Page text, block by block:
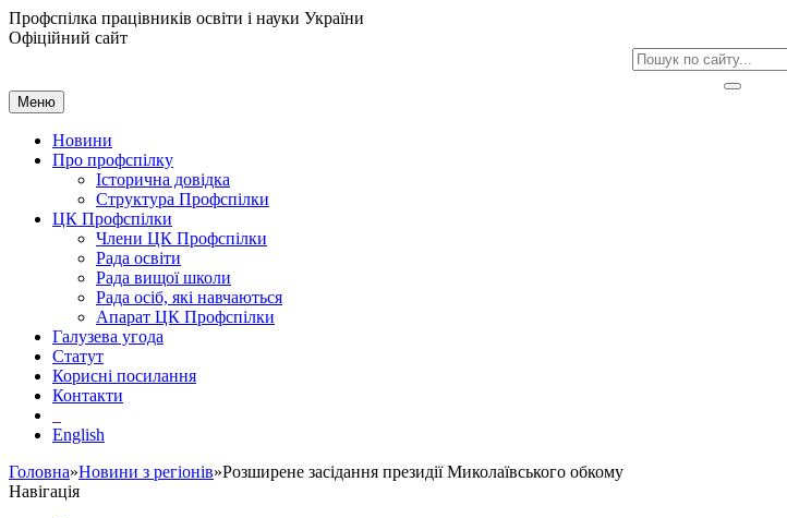
Профспілка працівників освіти і науки України
Офіційний сайт
Меню
Новини
Про профспілку
Історична довідка
Структура Профспілки
ЦК Профспілки
Члени ЦК Профспілки
Рада освіти
Рада вищої школи
Рада осіб, які навчаються
Апарат ЦК Профспілки
Галузева угода
Статут
Корисні посилання
Контакти
English
Головна»Новини з регіонів»Розширене засідання президії Миколаївського обкому
Навігація